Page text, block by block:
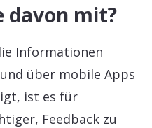
davon mit?
Informationen
über mobile Apps
ist es für
Feedback zu